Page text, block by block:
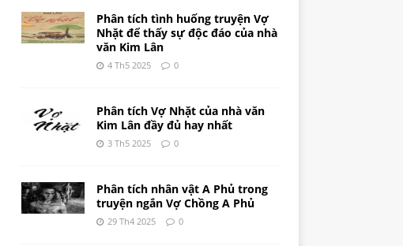
Phân tích tình huống truyện Vợ
Nhặt để thấy sự độc đáo của nhà
văn Kim Lân
4 Th5 2025 0
Phân tích Vợ Nhặt của nhà văn
Kim Lân đầy đủ hay nhất
3 Th5 2025 0
Phân tích nhân vật A Phủ trong
truyện ngắn Vợ Chồng A Phủ
29 Th4 2025 0